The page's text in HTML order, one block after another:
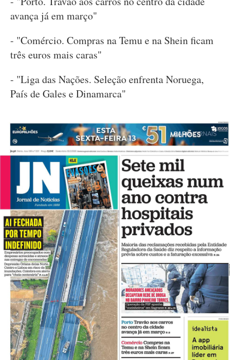
avança já em março"
- "Comércio. Compras na Temu e na Shein ficam
três euros mais caras"
- "Liga das Nações. Seleção enfrenta Noruega,
País de Gales e Dinamarca"